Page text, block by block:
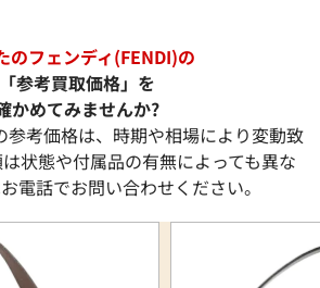
のフェンディ(FENDI)の
「参考買取価格」を
かめてみませんか?
参考価格は、時期や相場により変動致
状態や付属品の有無によっても異な
電話でお問い合わせください。